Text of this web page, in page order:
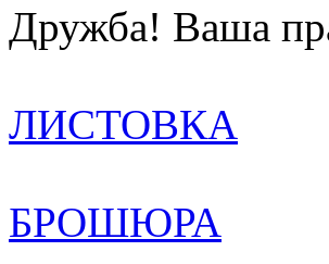
Дружба! Ваша
ЛИСТОВКА
БРОШЮРА